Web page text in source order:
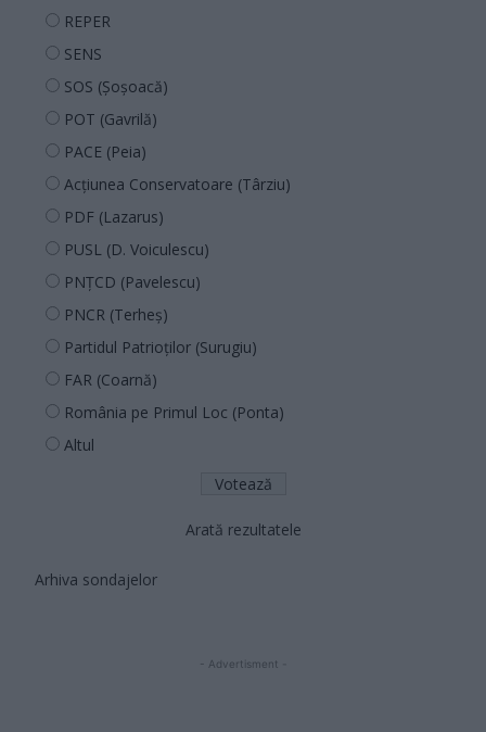
REPER
SENS
SOS (Șoșoacă)
POT (Gavrilă)
PACE (Peia)
Acțiunea Conservatoare (Târziu)
PDF (Lazarus)
PUSL (D. Voiculescu)
PNȚCD (Pavelescu)
PNCR (Terheș)
Partidul Patrioților (Surugiu)
FAR (Coarnă)
România pe Primul Loc (Ponta)
Altul
Arată rezultatele
Arhiva sondajelor
- Advertisment -